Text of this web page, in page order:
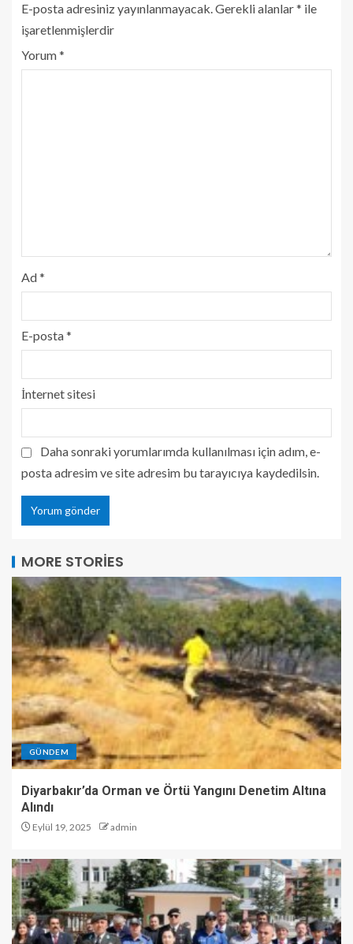
E-posta adresiniz yayınlanmayacak.Gerekli alanlar* ile
işaretlenmişlerdir
Yorum*
Ad*
E-posta*
İnternet sitesi
Daha sonraki yorumlarımda kullanılması için adım, e-
posta adresim ve site adresim bu tarayıcıya kaydedilsin.
MORE STORIES
GÜNDEM
Diyarbakır’da Orman ve Örtü Yangını Denetim Altına
Alındı
Eylül 19, 2025 admin